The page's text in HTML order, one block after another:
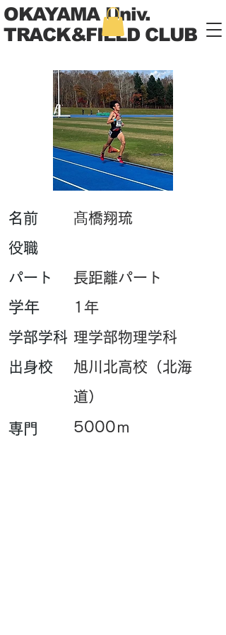
OKAYAMA Univ.
TRACK&FIELD CLUB
​名前
髙橋翔琉
​役職
パート
学年
長距離パート
1年
​学部学科 理学部物理学科
​出身校
旭川北高校（北海
道）
専門 5000ｍ